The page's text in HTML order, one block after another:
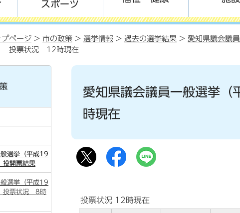
スポーツ
プページ > 市の政策 > 選挙情報 > 過去の選挙結果 > 愛知県議会議
投票状況 12時現在
愛知県議会議員一般選挙
時現在
投票状況 12時現在
選挙（平成19
開票結果
選挙（平成19
投票状況 8時